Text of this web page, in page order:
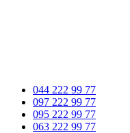
044 222 99 77
097 222 99 77
095 222 99 77
063 222 99 77